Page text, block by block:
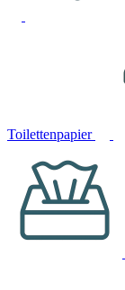
Toilettenpapier